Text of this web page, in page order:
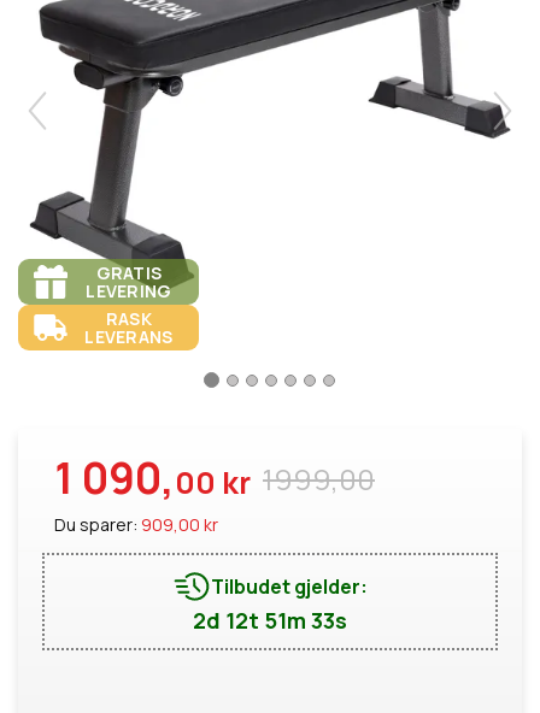
GRATIS
LEVERING
RASK
LEVERANS
1999,00
1 090,00 kr
Du sparer: 909,00 kr
Tilbudet gjelder:
2d 12t 51m 33s